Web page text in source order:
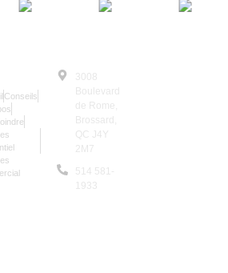
Conseils
3008
Boulevard
de Rome,
Brossard,
QC J4Y
2M7
514 581-
1933